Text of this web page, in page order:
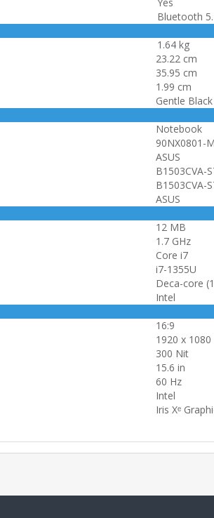
Bluetooth
1.64 kg
23.22 cm
35.95 cm
1.99 cm
Gentle Black
Notebook
90NX0801-
ASUS
B1503CVA-
B1503CVA-
ASUS
12 MB
1.7 GHz
Core i7
i7-1355U
Deca-core
Intel
16:9
1920 x 1080
300 Nit
15.6 in
60 Hz
Intel
Iris Xᵉ